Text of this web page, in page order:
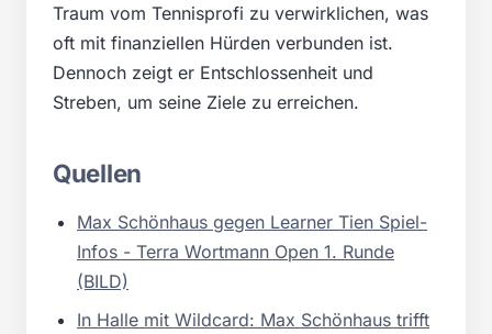
Traum vom Tennisprofi zu verwirklichen, was
oft mit finanziellen Hürden verbunden ist.
Dennoch zeigt er Entschlossenheit und
Streben, um seine Ziele zu erreichen.
Quellen
Max Schönhaus gegen Learner Tien Spiel-
Infos - Terra Wortmann Open 1. Runde
(BILD)
In Halle mit Wildcard: Max Schönhaus trifft